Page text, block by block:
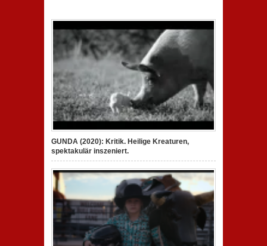
GUNDA (2020): Kritik. Heilige Kreaturen,
spektakulär inszeniert.